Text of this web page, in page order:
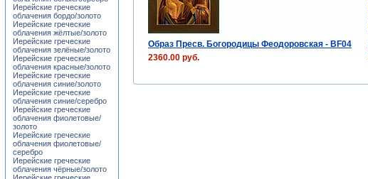
Образ Пресв. Богородицы Феодоровская - BF04
2360.00 руб.
Иерейские греческие
облачения бордо/золото
Иерейские греческие
облачения жёлтые/золото
Иерейские греческие
облачения зелёные/золото
Иерейские греческие
облачения красные/золото
Иерейские греческие
облачения синие/золото
Иерейские греческие
облачения синие/серебро
Иерейские греческие
облачения фиолетовые/
золото
Иерейские греческие
облачения фиолетовые/
серебро
Иерейские греческие
облачения чёрные/золото